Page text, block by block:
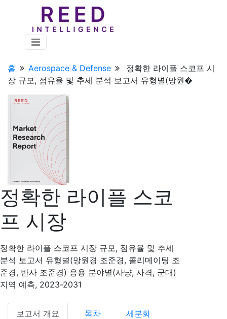
홈 Aerospace & Defense
정확한 라이플 스코프 시
장 규모, 점유율 및 추세 분석 보고서 유형별(망원�
정확한 라이플 스코
프 시장
정확한 라이플 스코프 시장 규모, 점유율 및 추세
분석 보고서 유형별(망원경 조준경, 콜리메이팅 조
준경, 반사 조준경) 응용 분야별(사냥, 사격, 군대)
지역 예측, 2023-2031
보고서 개요 목차 세분화